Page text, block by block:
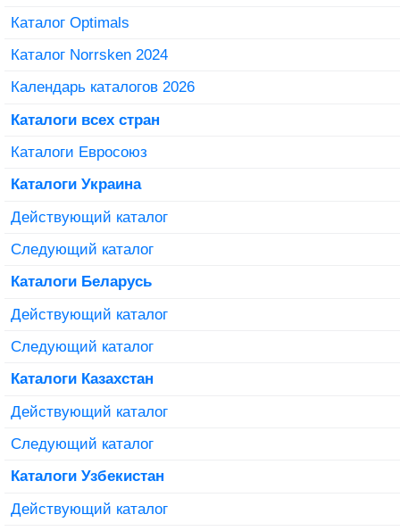
Каталог Optimals
Каталог Norrsken 2024
Календарь каталогов 2026
Каталоги всех стран
Каталоги Евросоюз
Каталоги Украина
Действующий каталог
Следующий каталог
Каталоги Беларусь
Действующий каталог
Следующий каталог
Каталоги Казахстан
Действующий каталог
Следующий каталог
Каталоги Узбекистан
Действующий каталог